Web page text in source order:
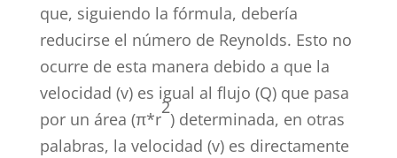
que, siguiendo la fórmula, debería
reducirse el número de Reynolds. Esto no
ocurre de esta manera debido a que la
velocidad (v) es igual al flujo (Q) que pasa
por un área (π*r
2
) determinada, en otras
palabras, la velocidad (v) es directamente